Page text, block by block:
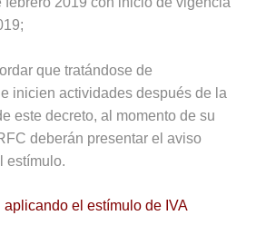
que tratándose de
inicien actividades después de la
este decreto, al momento de su
deberán presentar el aviso
estímulo.
el estímulo de IVA